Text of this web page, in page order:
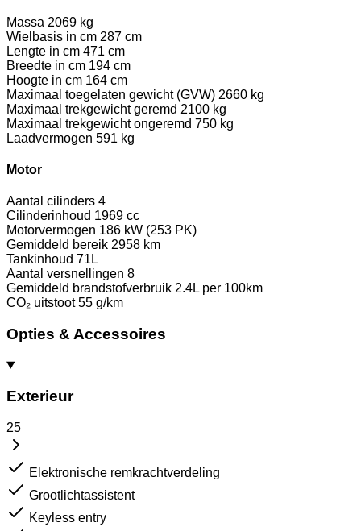
Massa 2069 kg
Wielbasis in cm 287 cm
Lengte in cm 471 cm
Breedte in cm 194 cm
Hoogte in cm 164 cm
Maximaal toegelaten gewicht (GVW) 2660 kg
Maximaal trekgewicht geremd 2100 kg
Maximaal trekgewicht ongeremd 750 kg
Laadvermogen 591 kg
Motor
Aantal cilinders 4
Cilinderinhoud 1969 cc
Motorvermogen 186 kW (253 PK)
Gemiddeld bereik 2958 km
Tankinhoud 71L
Aantal versnellingen 8
Gemiddeld brandstofverbruik 2.4L per 100km
CO₂ uitstoot 55 g/km
Opties & Accessoires
Exterieur
25
Elektronische remkrachtverdeling
Grootlichtassistent
Keyless entry